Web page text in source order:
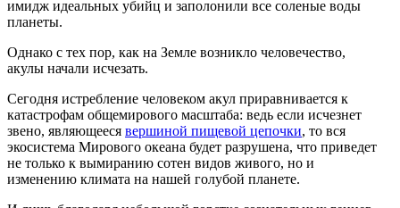
имидж идеальных убийц и заполонили все соленые воды
планеты.
Однако с тех пор, как на Земле возникло человечество,
акулы начали исчезать.
Сегодня истребление человеком акул приравнивается к
катастрофам общемирового масштаба: ведь если исчезнет
звено, являющееся вершиной пищевой цепочки, то вся
экосистема Мирового океана будет разрушена, что приведет
не только к вымиранию сотен видов живого, но и
изменению климата на нашей голубой планете.